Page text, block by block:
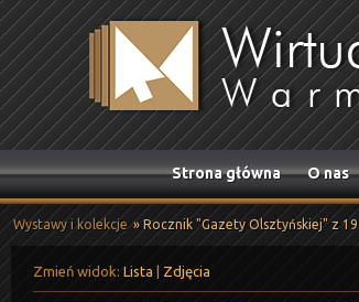
Strona główna O nas
Wystawy i kolekcje » Rocznik "Gazety Olsztyńskiej" z
Zmień widok: Lista Zdjęcia